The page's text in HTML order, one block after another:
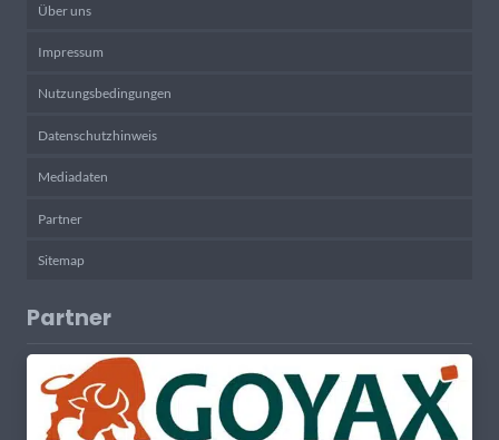
Über uns
Impressum
Nutzungsbedingungen
Datenschutzhinweis
Mediadaten
Partner
Sitemap
Partner